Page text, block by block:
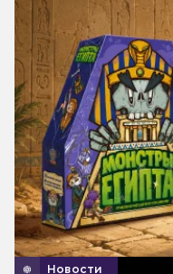
Новости